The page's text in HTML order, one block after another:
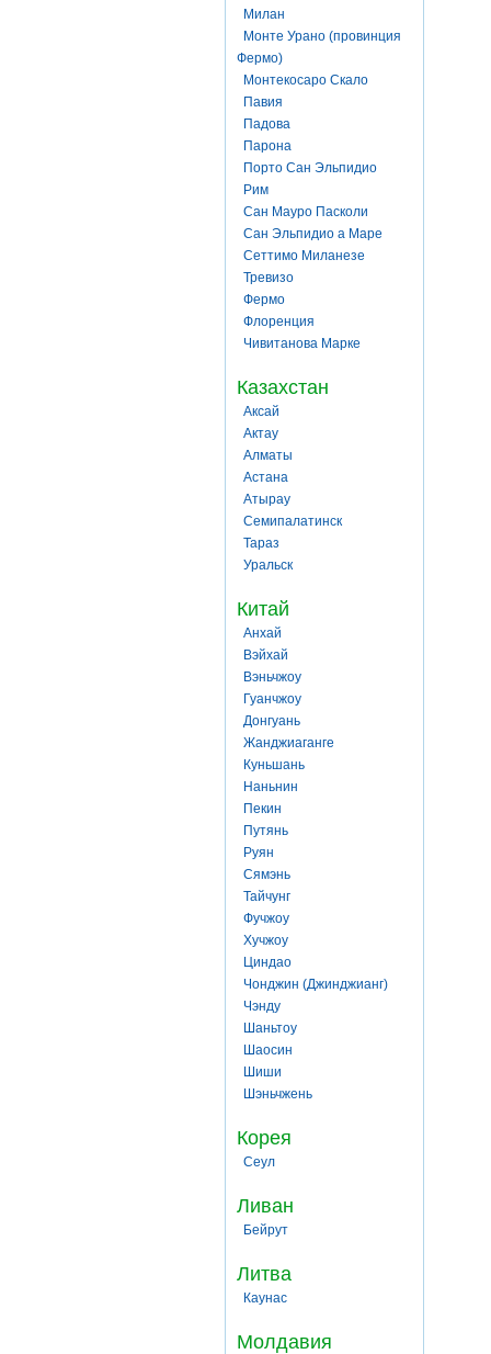
Милан
Монте Урано (провинция
Фермо)
Монтекосаро Скало
Павия
Падова
Парона
Порто Сан Эльпидио
Рим
Сан Мауро Пасколи
Сан Эльпидио а Маре
Сеттимо Миланезе
Тревизо
Фермо
Флоренция
Чивитанова Марке
Казахстан
Аксай
Актау
Алматы
Астана
Атырау
Семипалатинск
Тараз
Уральск
Китай
Анхай
Вэйхай
Вэньчжоу
Гуанчжоу
Донгуань
Жанджиаганге
Куньшань
Наньнин
Пекин
Путянь
Руян
Сямэнь
Тайчунг
Фучжоу
Хучжоу
Циндао
Чонджин (Джинджианг)
Чэнду
Шаньтоу
Шаосин
Шиши
Шэньчжень
Корея
Сеул
Ливан
Бейрут
Литва
Каунас
Молдавия